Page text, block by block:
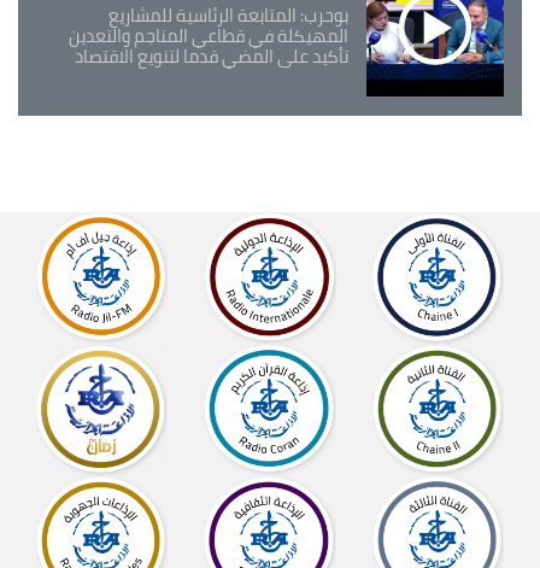
بوحرب: المتابعة الرئاسية للمشاريع
المهيكلة في قطاعي المناجم والتعدين
تأكيد على المضي قدما لتنويع الاقتصاد